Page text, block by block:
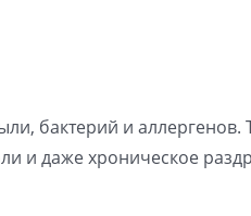
бактерий и аллергенов.
и даже хроническое